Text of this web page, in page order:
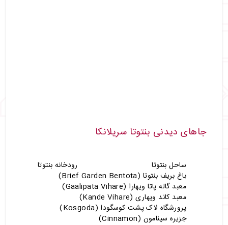
جاهای دیدنی بنتوتا سریلانکا
ساحل بنتوتا
رودخانه بنتوتا
باغ بریف بنتوتا (Brief Garden Bentota)
معبد گاله پاتا ویهارا (Gaalipata Vihare)
معبد کاند ویهاری (Kande Vihare)
پرورشگاه لاک پشت کوسگودا (Kosgoda)
جزیره سینامون (Cinnamon)